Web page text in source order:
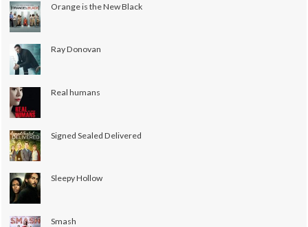
Orange is the New Black
Ray Donovan
Real humans
Signed Sealed Delivered
Sleepy Hollow
Smash